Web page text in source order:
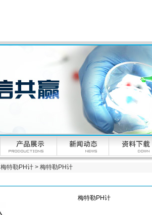
梅特勒PH计 > 梅特勒PH计
梅特勒PH计